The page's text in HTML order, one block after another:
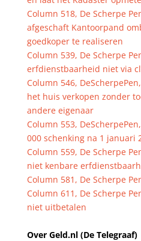
Column 518, De Scherpe
afgeschaft Kantoorpand
goedkoper te realiseren
Column 539, De Scherpe
erfdienstbaarheid niet via
Column 546,
het huis verkopen zonder
andere eigenaar
Column 553,
000 schenking na 1 januari
Column 559, De Scherpe
niet kenbare
Column 581, De Scherpe
Column 611, De Scherpe
niet uitbetalen
Over Geld.nl (De Telegraaf)